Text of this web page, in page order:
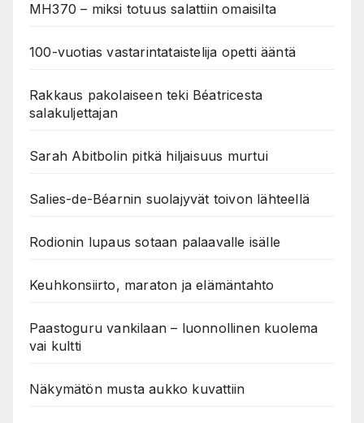
MH370 – miksi totuus salattiin omaisilta
100-vuotias vastarintataistelija opetti ääntä
Rakkaus pakolaiseen teki Béatricesta
salakuljettajan
Sarah Abitbolin pitkä hiljaisuus murtui
Salies-de-Béarnin suolajyvät toivon lähteellä
Rodionin lupaus sotaan palaavalle isälle
Keuhkonsiirto, maraton ja elämäntahto
Paastoguru vankilaan – luonnollinen kuolema
vai kultti
Näkymätön musta aukko kuvattiin